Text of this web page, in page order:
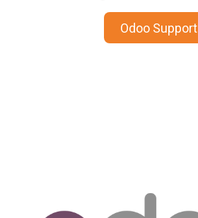
Odoo Support